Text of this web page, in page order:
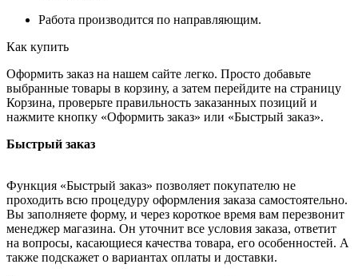
Работа производится по направляющим.
Как купить
Оформить заказ на нашем сайте легко. Просто добавьте
выбранные товары в корзину, а затем перейдите на страницу
Корзина, проверьте правильность заказанных позиций и
нажмите кнопку «Оформить заказ» или «Быстрый заказ».
Быстрый заказ
Функция «Быстрый заказ» позволяет покупателю не
проходить всю процедуру оформления заказа самостоятельно.
Вы заполняете форму, и через короткое время вам перезвонит
менеджер магазина. Он уточнит все условия заказа, ответит
на вопросы, касающиеся качества товара, его особенностей. А
также подскажет о вариантах оплаты и доставки.